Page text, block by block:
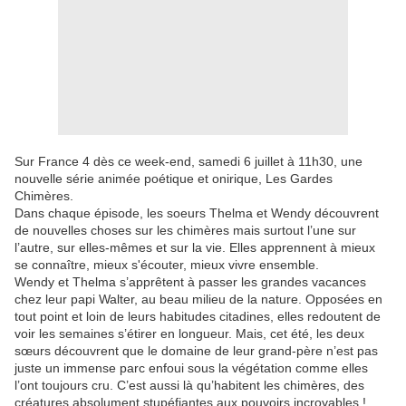
Sur France 4 dès ce week-end, samedi 6 juillet à 11h30, une
nouvelle série animée poétique et onirique, Les Gardes
Chimères.
Dans chaque épisode, les soeurs Thelma et Wendy découvrent
de nouvelles choses sur les chimères mais surtout l’une sur
l’autre, sur elles-mêmes et sur la vie. Elles apprennent à mieux
se connaître, mieux s'écouter, mieux vivre ensemble.
Wendy et Thelma s’apprêtent à passer les grandes vacances
chez leur papi Walter, au beau milieu de la nature. Opposées en
tout point et loin de leurs habitudes citadines, elles redoutent de
voir les semaines s’étirer en longueur. Mais, cet été, les deux
sœurs découvrent que le domaine de leur grand-père n’est pas
juste un immense parc enfoui sous la végétation comme elles
l’ont toujours cru. C’est aussi là qu’habitent les chimères, des
créatures absolument stupéfiantes aux pouvoirs incroyables !